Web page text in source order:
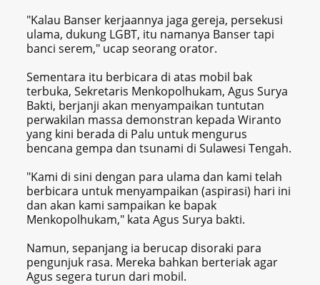
"Kalau Banser kerjaannya jaga gereja, persekusi
ulama, dukung LGBT, itu namanya Banser tapi
banci serem," ucap seorang orator.
Sementara itu berbicara di atas mobil bak
terbuka, Sekretaris Menkopolhukam, Agus Surya
Bakti, berjanji akan menyampaikan tuntutan
perwakilan massa demonstran kepada Wiranto
yang kini berada di Palu untuk mengurus
bencana gempa dan tsunami di Sulawesi Tengah.
"Kami di sini dengan para ulama dan kami telah
berbicara untuk menyampaikan (aspirasi) hari ini
dan akan kami sampaikan ke bapak
Menkopolhukam," kata Agus Surya bakti.
Namun, sepanjang ia berucap disoraki para
pengunjuk rasa. Mereka bahkan berteriak agar
Agus segera turun dari mobil.